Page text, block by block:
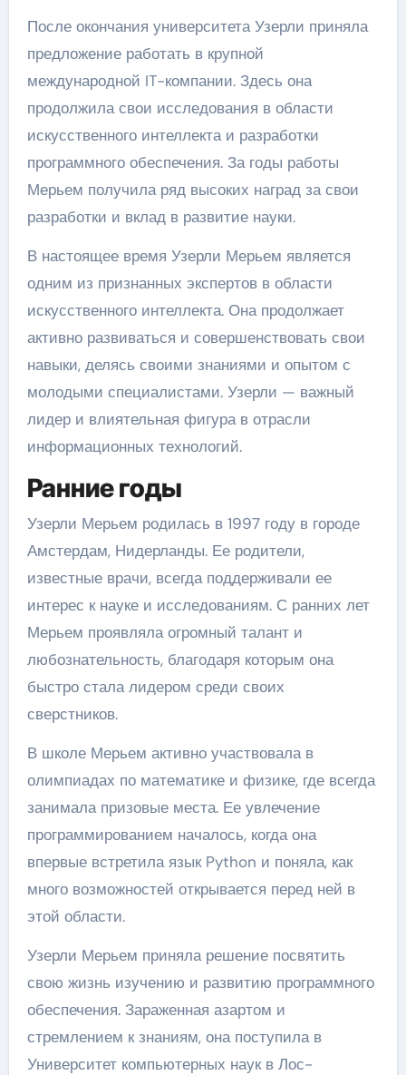
После окончания университета Узерли приняла
предложение работать в крупной
международной IT-компании. Здесь она
продолжила свои исследования в области
искусственного интеллекта и разработки
программного обеспечения. За годы работы
Мерьем получила ряд высоких наград за свои
разработки и вклад в развитие науки.
В настоящее время Узерли Мерьем является
одним из признанных экспертов в области
искусственного интеллекта. Она продолжает
активно развиваться и совершенствовать свои
навыки, делясь своими знаниями и опытом с
молодыми специалистами. Узерли — важный
лидер и влиятельная фигура в отрасли
информационных технологий.
Ранние годы
Узерли Мерьем родилась в 1997 году в городе
Амстердам, Нидерланды. Ее родители,
известные врачи, всегда поддерживали ее
интерес к науке и исследованиям. С ранних лет
Мерьем проявляла огромный талант и
любознательность, благодаря которым она
быстро стала лидером среди своих
сверстников.
В школе Мерьем активно участвовала в
олимпиадах по математике и физике, где всегда
занимала призовые места. Ее увлечение
программированием началось, когда она
впервые встретила язык Python и поняла, как
много возможностей открывается перед ней в
этой области.
Узерли Мерьем приняла решение посвятить
свою жизнь изучению и развитию программного
обеспечения. Зараженная азартом и
стремлением к знаниям, она поступила в
Университет компьютерных наук в Лос-